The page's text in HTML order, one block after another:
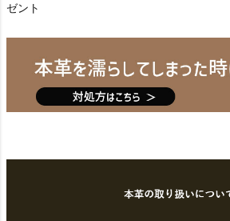
ゼント